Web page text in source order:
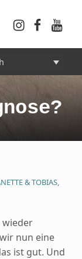
& TOBIAS,
wieder
nun eine
ist gut. Und